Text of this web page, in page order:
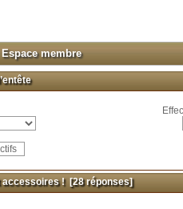
Espace membre
accessoires ![28 réponses]